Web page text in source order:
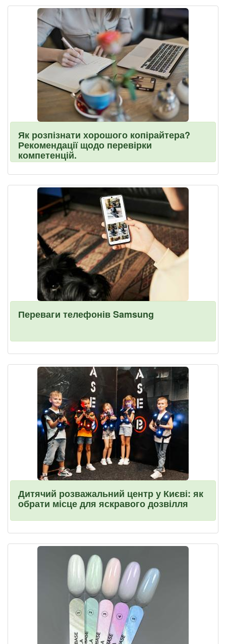
Як розпізнати хорошого копірайтера?
Рекомендації щодо перевірки
компетенцій.
Переваги телефонів Samsung
Дитячий розважальний центр у Києві: як
обрати місце для яскравого дозвілля